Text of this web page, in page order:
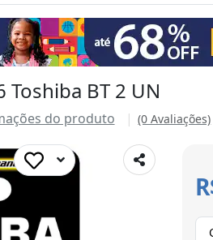
Outlet
BT 2 UN
do produto (0 Avaliações)